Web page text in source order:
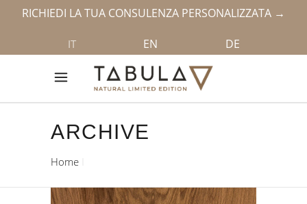
RICHIEDI LA TUA CONSULENZA PERSONALIZZATA →
IT EN DE
ARCHIVE
Home